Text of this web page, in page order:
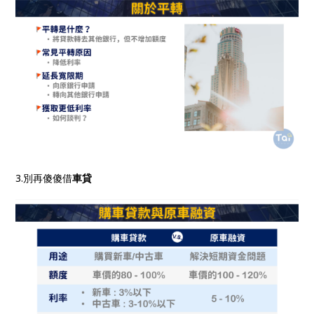
3.別再傻傻借車貸